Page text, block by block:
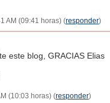
AM (09:41 horas) (responder)
este blog, GRACIAS Elias
(10:03 horas) (responder)